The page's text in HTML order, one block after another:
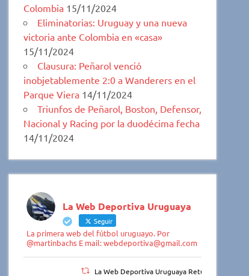
Colombia 15/11/2024
Eliminatorias: Uruguay y una nueva
victoria ante Colombia en «casa»
15/11/2024
Clausura: Peñarol venció
inobjetablemente 2:0 a Wanderers en el
Parque Viera 14/11/2024
Triunfos de Peñarol, Boston, Defensor,
Nacional y Racing por la duodécima fecha
14/11/2024
La Web Deportiva Uruguaya
Seguir
La primera web del fútbol uruguayo. Por
@martinbachs E mail: webdeportiva@gmail.com
La Web Deportiva Uruguaya Retuiteado